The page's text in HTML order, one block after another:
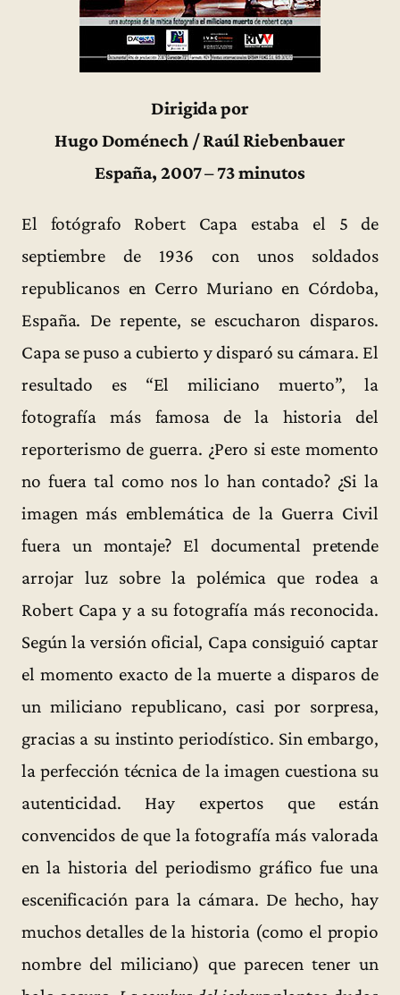
Dirigida por
Hugo Doménech / Raúl Riebenbauer
España, 2007 – 73 minutos
El fotógrafo Robert Capa estaba el 5 de
septiembre de 1936 con unos soldados
republicanos en Cerro Muriano en Córdoba,
España. De repente, se escucharon disparos.
Capa se puso a cubierto y disparó su cámara. El
resultado es “El miliciano muerto”, la
fotografía más famosa de la historia del
reporterismo de guerra. ¿Pero si este momento
no fuera tal como nos lo han contado? ¿Si la
imagen más emblemática de la Guerra Civil
fuera un montaje? El documental pretende
arrojar luz sobre la polémica que rodea a
Robert Capa y a su fotografía más reconocida.
Según la versión oficial, Capa consiguió captar
el momento exacto de la muerte a disparos de
un miliciano republicano, casi por sorpresa,
gracias a su instinto periodístico. Sin embargo,
la perfección técnica de la imagen cuestiona su
autenticidad. Hay expertos que están
convencidos de que la fotografía más valorada
en la historia del periodismo gráfico fue una
escenificación para la cámara. De hecho, hay
muchos detalles de la historia (como el propio
nombre del miliciano) que parecen tener un